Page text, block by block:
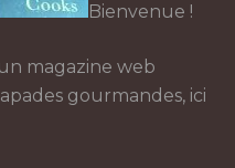
Bienvenue !
magazine web
gourmandes, ici